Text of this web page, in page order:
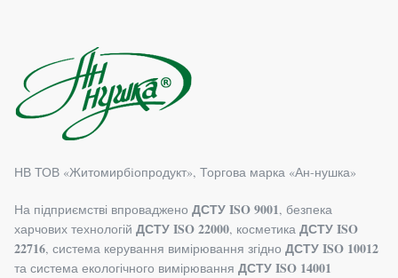
НВ ТОВ «Житомирбiопродукт», Торгова марка «Ан-нушка»
На підприємстві впроваджено ДСТУ ISO 9001, безпека
харчових технологій ДСТУ ISO 22000, косметика ДСТУ ISO
22716, система керування вимірювання згідно ДСТУ ISO 10012
та система екологічного вимірювання ДСТУ ISO 14001